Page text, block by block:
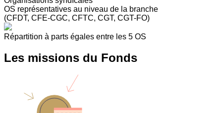
OS représentatives au niveau de la branche
(CFDT, CFE-CGC, CFTC, CGT, CGT-FO)
Répartition à parts égales entre les 5 OS
Les missions du Fonds